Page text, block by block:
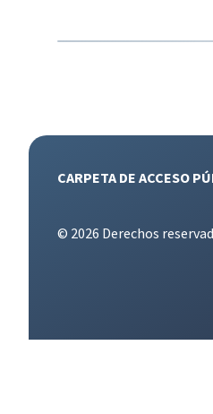
CARPETA DE ACCESO
© 2026 Derechos